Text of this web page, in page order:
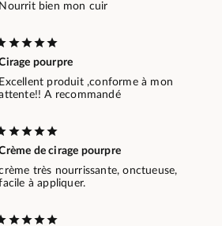
Nourrit bien mon cuir
pourpre
Excellent produit ,conforme à mon
A recommandé
de cirage pourpre
très nourrissante, onctueuse,
à appliquer.